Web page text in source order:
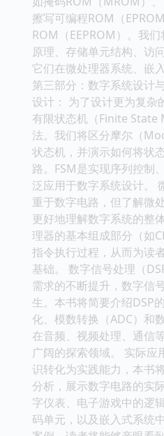
擦写可编程ROM（
ROM（EEPROM）。我
原理、存储单元结构、访
它们在微处理器系统、嵌
第三部分：数字系统设计
设计： 为了设计更为复杂
有限状态机（Finite State
法。我们将区分摩尔（
状态机，并演示如何将状
路。FSM是实现序列控制
泛应用于数字系统设计。
重于数字电路，但了解微
更好地理解数字系统的整
理器的基本组成部分（如
指令执行过程，从而为读
基础。 数字信号处理（
需求的不断提升，数字信
生。本书将简要介绍DSP
化、模数转换（ADC）和
在音频、视频处理、通信
广阔的探索领域。 实际应
识转化为实践能力，本书
分析，展示数字电路的实
字仪表、电子游戏中的逻
码单元，以及嵌入式系统